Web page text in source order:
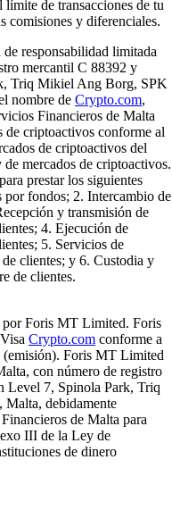
de transacciones de tu
comisiones y diferenciales.
responsabilidad limitada
mercantil C 88392 y
Triq Mikiel Ang Borg, SPK
nombre de Crypto.com,
Financieros de Malta
de criptoactivos conforme al
de criptoactivos del
mercados de criptoactivos.
prestar los siguientes
fondos; 2. Intercambio de
y transmisión de
4. Ejecución de
5. Servicios de
clientes; y 6. Custodia y
de clientes.
por Foris MT Limited. Foris
Crypto.com conforme a
(emisión). Foris MT Limited
con número de registro
Level 7, Spinola Park, Triq
debidamente
de Malta para
III de la Ley de
de dinero